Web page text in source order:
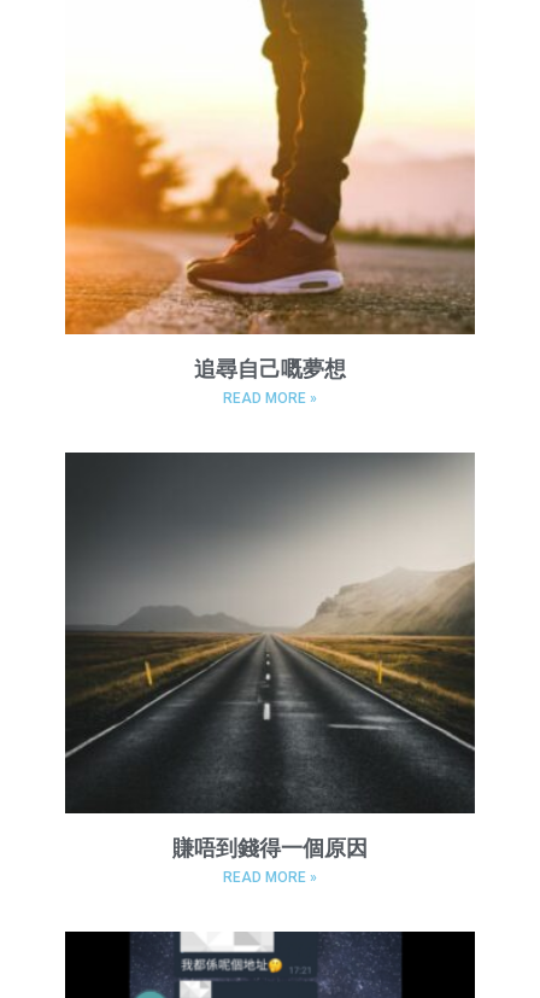
追尋自己嘅夢想
READ MORE »
賺唔到錢得一個原因
READ MORE »